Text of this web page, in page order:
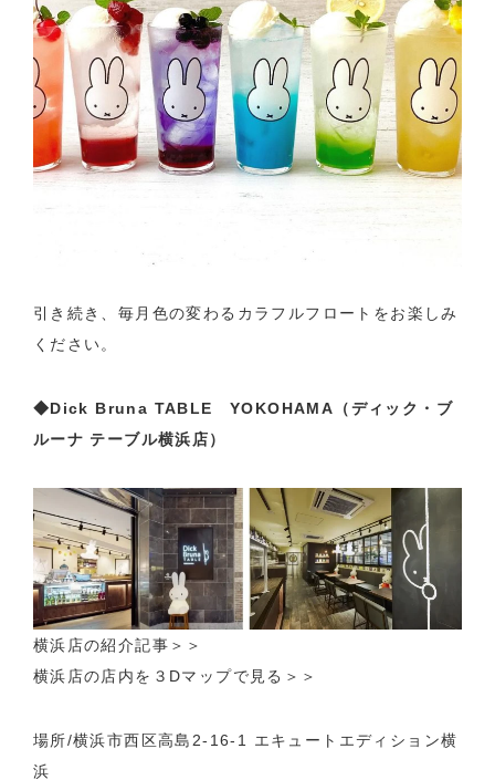
引き続き、毎月色の変わるカラフルフロートをお楽しみ
ください。
◆Dick Bruna TABLE YOKOHAMA（ディック・ブ
ルーナ テーブル横浜店）
横浜店の紹介記事 ＞＞
横浜店の店内を３Dマップで見る＞＞
場所/横浜市西区高島2-16-1 エキュートエディション横
浜